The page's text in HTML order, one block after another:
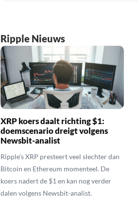
Ripple Nieuws
XRP koers daalt richting $1:
doemscenario dreigt volgens
Newsbit-analist
Ripple’s XRP presteert veel slechter dan
Bitcoin en Ethereum momenteel. De
koers nadert de $1 en kan nog verder
dalen volgens Newsbit-analist.